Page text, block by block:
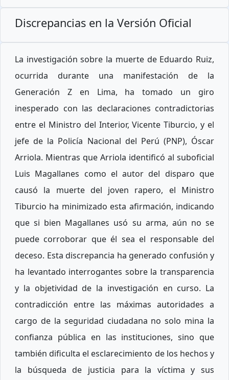
Discrepancias en la Versión Oficial
La investigación sobre la muerte de Eduardo Ruiz,
ocurrida durante una manifestación de la
Generación Z en Lima, ha tomado un giro
inesperado con las declaraciones contradictorias
entre el Ministro del Interior, Vicente Tiburcio, y el
jefe de la Policía Nacional del Perú (PNP), Óscar
Arriola. Mientras que Arriola identificó al suboficial
Luis Magallanes como el autor del disparo que
causó la muerte del joven rapero, el Ministro
Tiburcio ha minimizado esta afirmación, indicando
que si bien Magallanes usó su arma, aún no se
puede corroborar que él sea el responsable del
deceso. Esta discrepancia ha generado confusión y
ha levantado interrogantes sobre la transparencia
y la objetividad de la investigación en curso. La
contradicción entre las máximas autoridades a
cargo de la seguridad ciudadana no solo mina la
confianza pública en las instituciones, sino que
también dificulta el esclarecimiento de los hechos y
la búsqueda de justicia para la víctima y sus